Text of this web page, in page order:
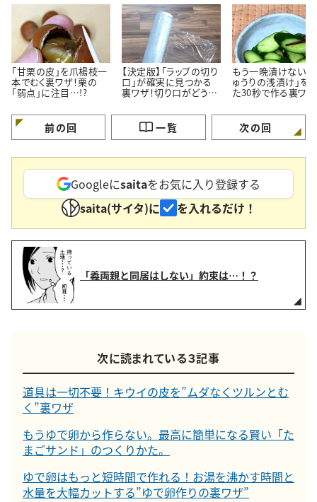
「甘栗の皮」を爪楊枝一
本でむく裏ワザ！栗の
「弱点」に注目…!?
【決定版】「ラップの切り
口」が確実に見つかる
裏ワザ！切り口がどうし
もう一晩漬けない。
ゅうりの浅漬け」を
た30秒で作る裏ワザ
前の回 一覧 次の回
Googleにsaitaをお気に入り登録する
saita(サイタ)に
を入れるだけ！
「義両親と同居はしない」約束は…！？
次に読まれている３記事
道具は一切不要！キウイの皮を”ムダなくツルンとむ
く”裏ワザ
もうゆで卵から作らない。最高に簡単になる賢い「た
まごサンド」のつくりかた。
ゆで卵はもっと短時間で作れる！お湯を沸かす時間と
水量を大幅カットする”ゆで卵作りの裏ワザ”